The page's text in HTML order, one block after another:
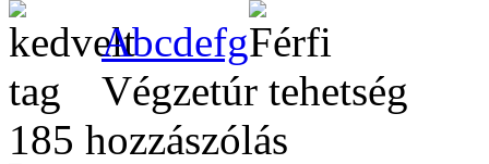
Abcdefg
Végzetúr tehetség
185 hozzászólás